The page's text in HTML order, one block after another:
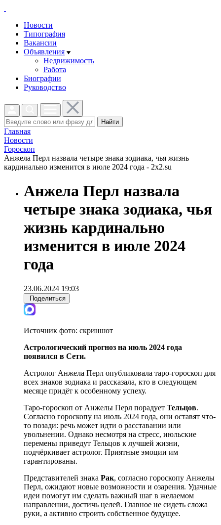
Новости
Типография
Вакансии
Объявления
Недвижимость
Работа
Биографии
Руководство
Найти
Главная
Новости
Гороскоп
Анжела Перл назвала четыре знака зодиака, чья жизнь
кардинально изменится в июле 2024 года - 2x2.su
Анжела Перл назвала
четыре знака зодиака, чья
жизнь кардинально
изменится в июле 2024
года
23.06.2024 19:03
Поделиться
Источник фото: скриншот
Астрологический прогноз на июль 2024 года
появился в Сети.
Астролог Анжела Перл опубликовала таро-гороскоп для
всех знаков зодиака и рассказала, кто в следующем
месяце придёт к особенному успеху.
Таро-гороскоп от Анжелы Перл порадует Тельцов.
Согласно гороскопу на июль 2024 года, они оставят что-
то позади: речь может идти о расставании или
увольнении. Однако несмотря на стресс, июльские
перемены приведут Тельцов к лучшей жизни,
подчёркивает астролог. Приятные эмоции им
гарантированы.
Представителей знака Рак, согласно гороскопу Анжелы
Перл, ожидают новые возможности и озарения. Удачные
идеи помогут им сделать важный шаг в желаемом
направлении, достичь целей. Главное не сидеть сложа
руки, а активно строить собственное будущее.